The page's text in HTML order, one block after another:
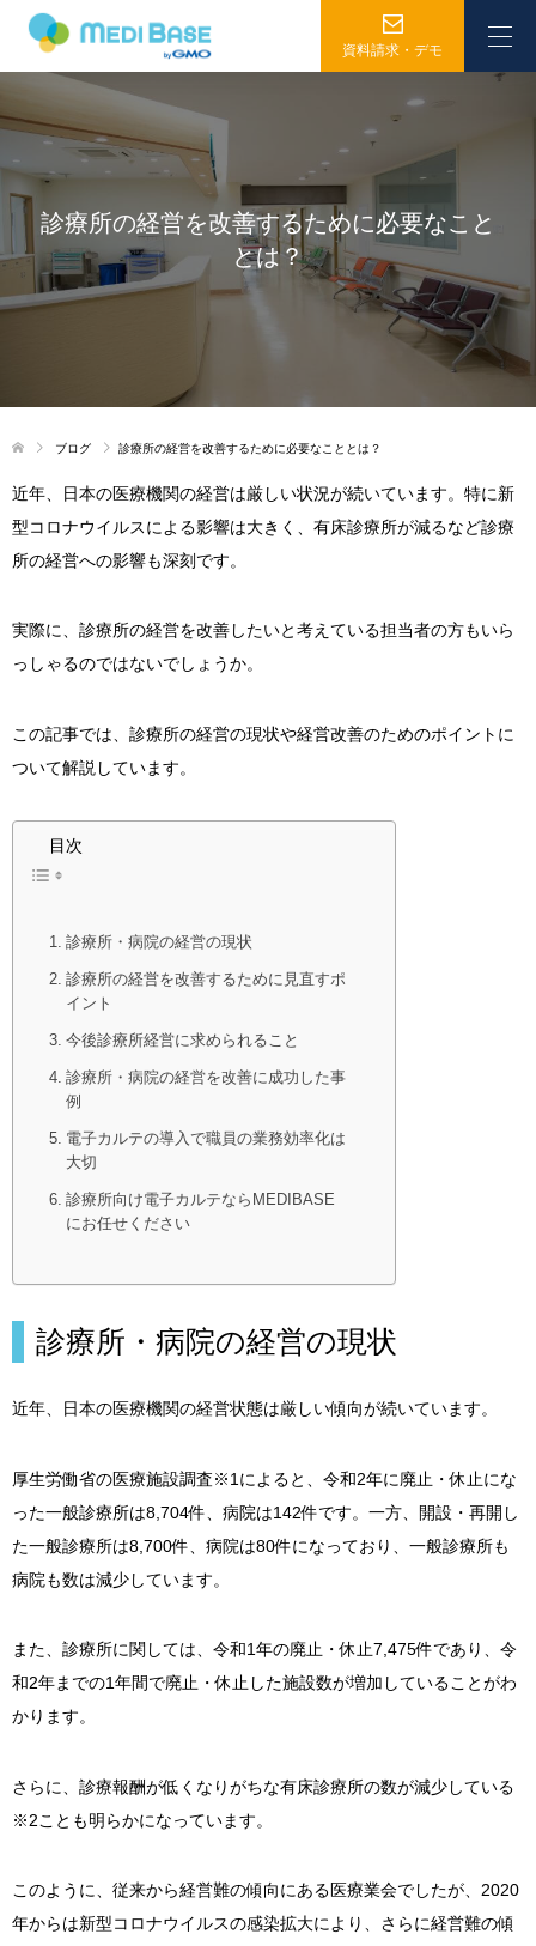
資料請求・デモ
診療所の経営を改善するために必要なこと
とは？
ブログ 診療所の経営を改善するために必要なこととは？
近年、日本の医療機関の経営は厳しい状況が続いています。特に新
型コロナウイルスによる影響は大きく、有床診療所が減るなど診療
所の経営への影響も深刻です。
実際に、診療所の経営を改善したいと考えている担当者の方もいら
っしゃるのではないでしょうか。
この記事では、診療所の経営の現状や経営改善のためのポイントに
ついて解説しています。
目次
診療所・病院の経営の現状
診療所の経営を改善するために見直すポ
イント
今後診療所経営に求められること
診療所・病院の経営を改善に成功した事
例
電子カルテの導入で職員の業務効率化は
大切
診療所向け電子カルテならMEDIBASE
にお任せください
診療所・病院の経営の現状
近年、日本の医療機関の経営状態は厳しい傾向が続いています。
厚生労働省の医療施設調査※1によると、令和2年に廃止・休止にな
った一般診療所は8,704件、病院は142件です。一方、開設・再開し
た一般診療所は8,700件、病院は80件になっており、一般診療所も
病院も数は減少しています。
また、診療所に関しては、令和1年の廃止・休止7,475件であり、令
和2年までの1年間で廃止・休止した施設数が増加していることがわ
かります。
さらに、診療報酬が低くなりがちな有床診療所の数が減少している
※2ことも明らかになっています。
このように、従来から経営難の傾向にある医療業会でしたが、2020
年からは新型コロナウイルスの感染拡大により、さらに経営難の傾